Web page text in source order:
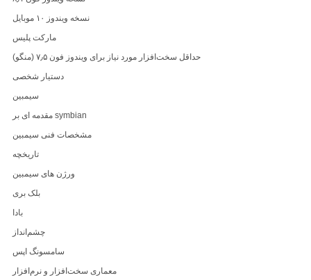
نسخه ویندوز ۱۰ موبایل
مارکت پلیس
حداقل سخت‌افزار مورد نیاز برای ویندوز فون ۷٫۵ (منگو)
دستیار شخصی
سیمبین
مقدمه ای بر symbian
مشخصات فنی سیمبین
تاریخچه
ورژن های سیمبین
بلک بری
بادا
چشم‌انداز
سامسونگ اپس
معماری سخت‌افزار و نرم‌افزار